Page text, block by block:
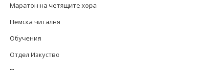
Маратон на четящите хора
Немска читалня
Обучения
Отдел Изкуство